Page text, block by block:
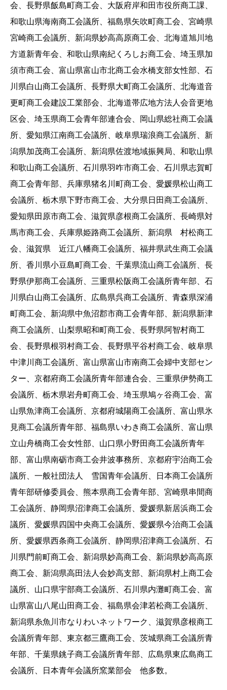
会、長野県飯島町商工会、大阪府岸和田市役所商工課、
和歌山県海南商工会議所、福島県矢吹町商工会、宮崎県
宮崎商工会議所、新潟県妙高高原商工会、北海道旭川地
方道新青年会、和歌山県南紀くろしお商工会、埼玉県加
須市商工会、富山県富山市北商工会水橋支部女性部、石
川県白山商工会議所、長野県大町商工会議所、北海道音
更町商工会建設工業部会、北海道帯広地方法人会音更地
区会、埼玉県商工会青年部連合会、岡山県総社商工会議
所、愛知県江南商工会議所、岐阜県瑞浪商工会議所、新
潟県加茂商工会議所、新潟県佐渡地域振興局、和歌山県
和歌山商工会議所、石川県羽咋市商工会、石川県志賀町
商工会青年部、兵庫県猪名川町商工会、愛媛県松山商工
会議所、栃木県下野市商工会、大分県日田商工会議所、
愛知県田原市商工会、滋賀県彦根商工会議所、長崎県対
馬市商工会、兵庫県姫路商工会議所、新潟県 村松商工
会、滋賀県 近江八幡商工会議所、福井県武生商工会議
所、香川県小豆島町商工会、千葉県流山商工会議所、長
野県伊那商工会議所、三重県松阪商工会議所青年部、石
川県白山商工会議所、広島県呉商工会議所、青森県深浦
町商工会、新潟県中魚沼郡市商工会青年部、新潟県新津
商工会議所、山梨県昭和町商工会、長野県阿智村商工
会、長野県根羽村商工会、長野県平谷村商工会、岐阜県
中津川商工会議所、富山県富山市南商工会婦中支部セン
ター、京都府商工会議所青年部連合会、三重県伊勢商工
会議所、栃木県岩舟町商工会、埼玉県鳩ヶ谷商工会、富
山県魚津商工会議所、京都府城陽商工会議所、富山県氷
見商工会議所青年部、福島県いわき商工会議所、富山県
立山舟橋商工会女性部、山口県小野田商工会議所青年
部、富山県南砺市商工会井波事務所、京都府宇治商工会
議所、一般社団法人 雪国青年会議所、日本商工会議所
青年部研修委員会、熊本県商工会青年部、宮崎県串間商
工会議所、静岡県沼津商工会議所、愛媛県新居浜商工会
議所、愛媛県四国中央商工会議所、愛媛県今治商工会議
所、愛媛県西条商工会議所、静岡県沼津商工会議所、石
川県門前町商工会、新潟県妙高商工会、新潟県妙高高原
商工会、新潟県高田法人会妙高支部、新潟県村上商工会
議所、山口県宇部商工会議所、石川県内灘町商工会、富
山県富山八尾山田商工会、福島県会津若松商工会議所、
新潟県糸魚川市なりわいネットワーク、滋賀県彦根商工
会議所青年部、東京都三鷹商工会、茨城県商工会議所青
年部、千葉県銚子商工会議所青年部、広島県東広島商工
会議所、日本青年会議所窯業部会 他多数。